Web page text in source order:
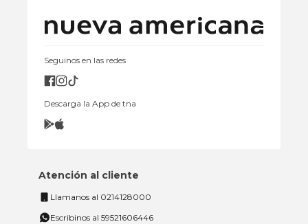
Seguinos en las redes
Descarga la App de tna
Atención al cliente
Llamanos al 0214128000
Escribinos al 59521606446